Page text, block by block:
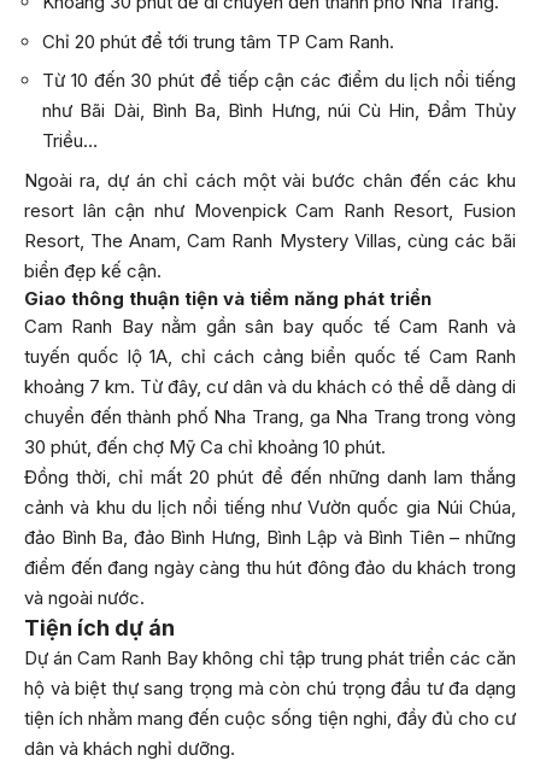
Chỉ 20 phút để tới trung tâm TP Cam Ranh.
Từ 10 đến 30 phút để tiếp cận các điểm du lịch nổi tiếng
như Bãi Dài, Bình Ba, Bình Hưng, núi Cù Hin, Đầm Thủy
Triều…
Ngoài ra, dự án chỉ cách một vài bước chân đến các khu
resort lân cận như Movenpick Cam Ranh Resort, Fusion
Resort, The Anam, Cam Ranh Mystery Villas, cùng các bãi
biển đẹp kế cận.
Giao thông thuận tiện và tiềm năng phát triển
Cam Ranh Bay nằm gần sân bay quốc tế Cam Ranh và
tuyến quốc lộ 1A, chỉ cách cảng biển quốc tế Cam Ranh
khoảng 7 km. Từ đây, cư dân và du khách có thể dễ dàng di
chuyển đến thành phố Nha Trang, ga Nha Trang trong vòng
30 phút, đến chợ Mỹ Ca chỉ khoảng 10 phút.
Đồng thời, chỉ mất 20 phút để đến những danh lam thắng
cảnh và khu du lịch nổi tiếng như Vườn quốc gia Núi Chúa,
đảo Bình Ba, đảo Bình Hưng, Bình Lập và Bình Tiên – những
điểm đến đang ngày càng thu hút đông đảo du khách trong
và ngoài nước.
Tiện ích dự án
Dự án Cam Ranh Bay không chỉ tập trung phát triển các căn
hộ và biệt thự sang trọng mà còn chú trọng đầu tư đa dạng
tiện ích nhằm mang đến cuộc sống tiện nghi, đầy đủ cho cư
dân và khách nghỉ dưỡng.